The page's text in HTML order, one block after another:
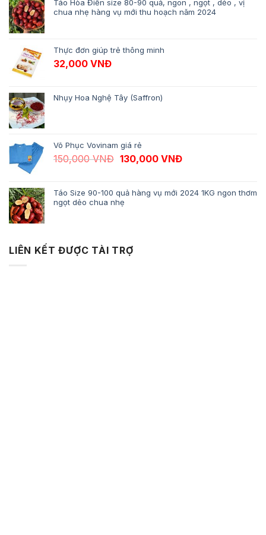
Táo Hòa Điền size 80-90 quả, ngon , ngọt , dẻo , vị
chua nhẹ hàng vụ mới thu hoạch năm 2024
Thực đơn giúp trẻ thông minh
32,000 VNĐ
Nhụy Hoa Nghệ Tây (Saffron)
Võ Phục Vovinam giá rẻ
150,000VNĐ Giá gốc là: 150,000 VNĐ.
130,000 VNĐGiá hiện tại là:
Táo Size 90-100 quả hàng vụ mới 2024 1KG ngon thơm
ngọt dẻo chua nhẹ
LIÊN KẾT ĐƯỢC TÀI TRỢ